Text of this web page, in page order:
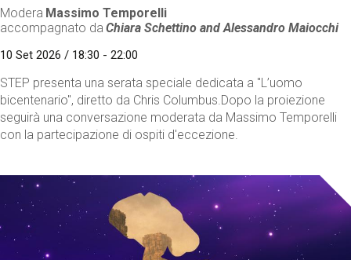
Modera Massimo Temporelli
accompagnato da Chiara Schettino andAlessandro Maiocchi
10 Set 2026 / 18:30 - 22:00
STEP presenta una serata speciale dedicata a "L’uomo
bicentenario", diretto da Chris Columbus.Dopo la proiezione
seguirà una conversazione moderata da Massimo Temporelli
con la partecipazione di ospiti d'eccezione.